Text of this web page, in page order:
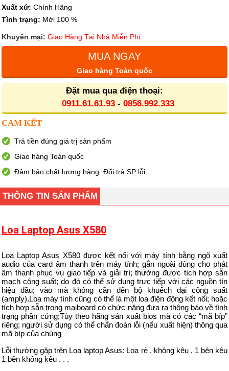
Xuất xứ: Chính Hãng
Tình trạng: Mới 100 %
Khuyến mại: Giao Hàng Tại Nhà Miễn Phí
MUA NGAY
Giao hàng Toàn quốc
Đặt mua qua điện thoại:
0911.61.61.93- 0856.992.333
CAM KẾT
Trả tiền đúng giá trị sản phẩm
Giao hàng Toàn quốc
Đảm bảo chất lượng hàng. Đổi trả SP lỗi
THÔNG TIN SẢN PHẨM
Loa Laptop Asus X580
Loa Laptop Asus X580 được kết nối với máy tính bằng ngõ xuất
audio của card âm thanh trên máy tính; gắn ngoài dùng cho phát
âm thanh phục vụ giao tiếp và giải trí; thường được tích hợp sẵn
mạch công suất; do đó có thể sử dụng trực tiếp với các nguồn tín
hiệu đầu; vào mà không cần đến bộ khuếch đại công suất
(amply).Loa máy tính cũng có thể là một loa điện động kết nối; hoặc
tích hợp sẵn trong maiboard có chức năng đưa ra thông báo về tình
trạng phần cứng;Tùy theo hãng sản xuất bios mà có các “mã bíp”
riêng; người sử dụng có thể chẩn đoán lỗi (nếu xuất hiện) thông qua
mã bíp của chúng
Lỗi thường gặp trên Loa laptop Asus: Loa rè , không kêu , 1 bên kêu
1 bên không kêu . . .